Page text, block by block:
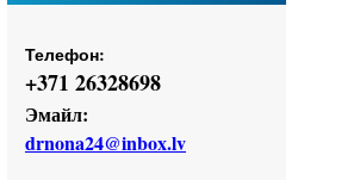
Телефон:
+371 26328698
Эмайл:
drnona24@inbox.lv